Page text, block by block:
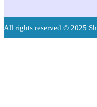
All rights reserved © 2025